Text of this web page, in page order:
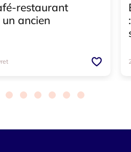
restaurant
un ancien